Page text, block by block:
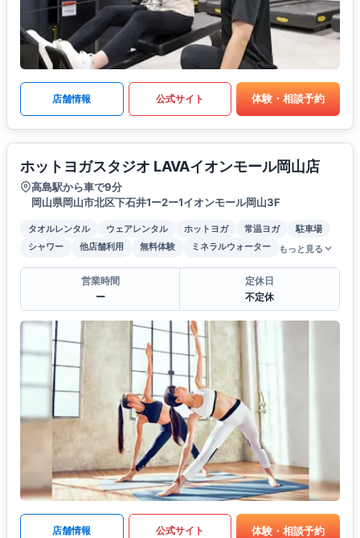
店舗情報 公式サイト 体験・相談予約
ホットヨガスタジオ LAVAイオンモール岡山店
高島駅から車で9分
岡山県岡山市北区下石井1ー2ー1イオンモール岡山3F
タオルレンタル ウェアレンタル ホットヨガ 常温ヨガ
駐車場
シャワー
他店舗利用 無料体験 ミネラルウォーター もっと見る
営業時間
ー
定休日
不定休
店舗情報 公式サイト 体験・相談予約